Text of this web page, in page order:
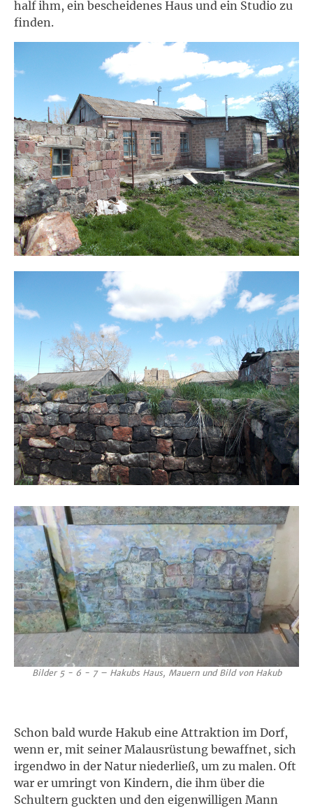
half ihm, ein bescheidenes Haus und ein Studio zu
finden.
Bilder 5 - 6 - 7 – Hakubs Haus, Mauern und Bild von Hakub
Schon bald wurde Hakub eine Attraktion im Dorf,
wenn er, mit seiner Malausrüstung bewaffnet, sich
irgendwo in der Natur niederließ, um zu malen. Oft
war er umringt von Kindern, die ihm über die
Schultern guckten und den eigenwilligen Mann